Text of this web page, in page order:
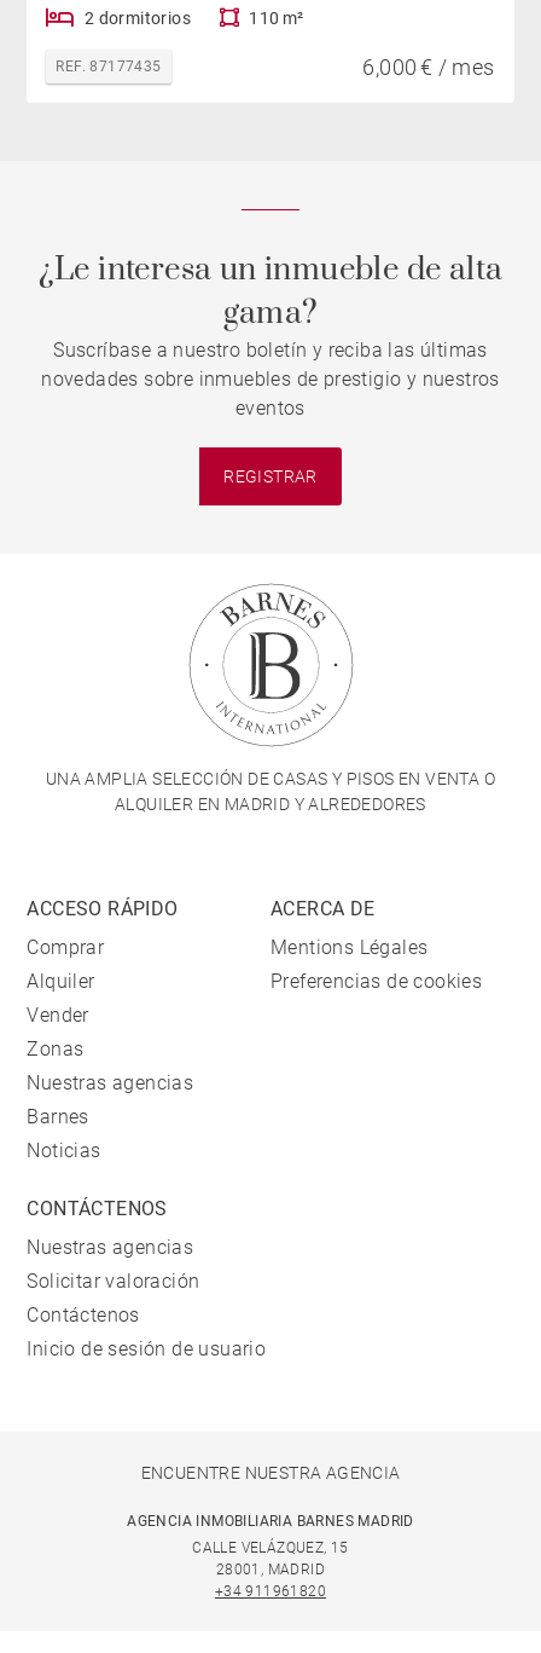
2 dormitorios 110 m²
REF. 87177435 6,000 € / mes
¿Le interesa un inmueble de alta
gama?
Suscríbase a nuestro boletín y reciba las últimas
novedades sobre inmuebles de prestigio y nuestros
eventos
REGISTRAR
UNA AMPLIA SELECCIÓN DE CASAS Y PISOS EN VENTA O
ALQUILER EN MADRID Y ALREDEDORES
ACCESO RÁPIDO
Comprar
Alquiler
Vender
Zonas
Nuestras agencias
Barnes
Noticias
ACERCA DE
Mentions Légales
Preferencias de cookies
CONTÁCTENOS
Nuestras agencias
Solicitar valoración
Contáctenos
Inicio de sesión de usuario
ENCUENTRE NUESTRA AGENCIA
AGENCIA INMOBILIARIA BARNES MADRID
CALLE VELÁZQUEZ, 15
28001, MADRID
+34 911961820